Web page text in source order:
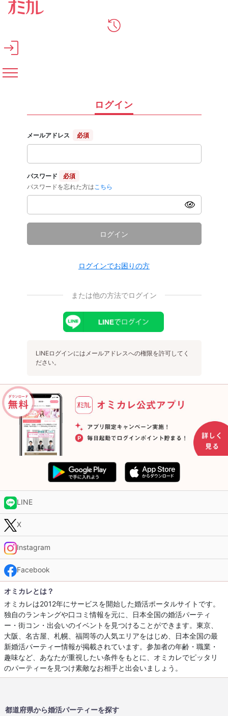
メインコンテンツへスキップ
ログイン
メールアドレス 必須
パスワード
必須
パスワードを忘れた方は こちら
ログイン
ログインでお困りの方
または他の方法でログイン
LINEログインにはメールアドレスへの権限を許可してく
ださい。
LINE
X
Instagram
Facebook
オミカレとは？
オミカレは2012年にサービスを開始した婚活ポータルサイトです。
独自のランキングや口コミ情報を元に、日本全国の婚活パーティ
ー・街コン・出会いのイベントを見つけることができます。東京、
大阪、名古屋、札幌、福岡等の人気エリアをはじめ、日本全国の最
新婚活パーティー情報が掲載されています。参加者の年齢・職業・
趣味など、あなたが重視したい条件をもとに、オミカレでピッタリ
のパーティーを見つけ素敵なお相手と出会いましょう。
都道府県から婚活パーティーを探す